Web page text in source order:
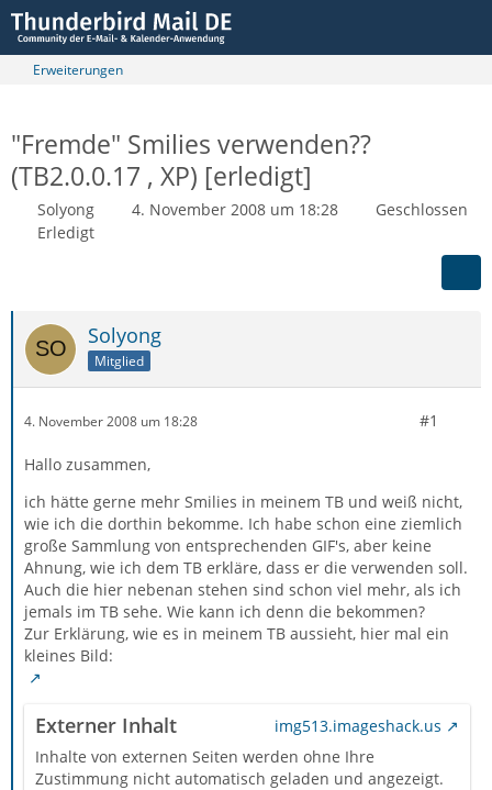
Erweiterungen
"Fremde" Smilies verwenden??
(TB2.0.0.17 , XP) [erledigt]
Solyong 4. November 2008 um 18:28
Geschlossen
Erledigt
Solyong
Mitglied
4. November 2008 um 18:28 #1
Hallo zusammen,
ich hätte gerne mehr Smilies in meinem TB und weiß nicht,
wie ich die dorthin bekomme. Ich habe schon eine ziemlich
große Sammlung von entsprechenden GIF's, aber keine
Ahnung, wie ich dem TB erkläre, dass er die verwenden soll.
Auch die hier nebenan stehen sind schon viel mehr, als ich
jemals im TB sehe. Wie kann ich denn die bekommen?
Zur Erklärung, wie es in meinem TB aussieht, hier mal ein
kleines Bild:
Externer Inhalt
img513.imageshack.us
Inhalte von externen Seiten werden ohne Ihre
Zustimmung nicht automatisch geladen und angezeigt.